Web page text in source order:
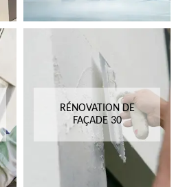
RÉNOVATION DE
FAÇADE 30